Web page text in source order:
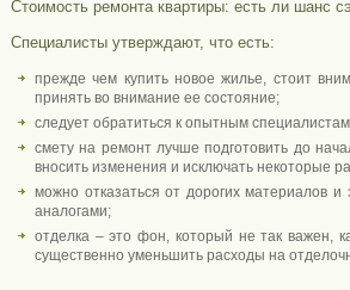
Стоимость ремонта квартиры: есть ли шанс
Специалисты утверждают, что есть:
прежде чем купить новое жилье, стоит
принять во внимание ее состояние;
следует обратиться к опытным
смету на ремонт лучше подготовить до
вносить изменения и исключать некоторые
можно отказаться от дорогих материалов
аналогами;
отделка – это фон, который не так важен,
существенно уменьшить расходы на